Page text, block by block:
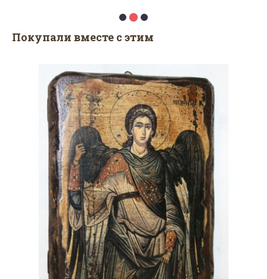
Покупали вместе с этим